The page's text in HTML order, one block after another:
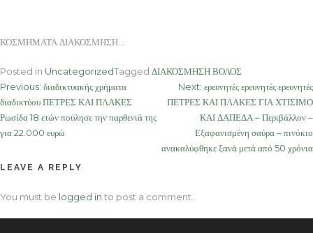
ΚΟΣΜΗΜΑΤΑ ΔΙΑΚΟΣΜΗΣΗ…
Posted in UncategorizedTagged ΔΙΑΚΟΣΜΗΣΗ ΒΟΛΟΣ
Post
navigation
Previous: διαδικτυακής χρήματα
διαδικτύου ΠΕΤΡΕΣ ΚΑΙ ΠΛΑΚΕΣ
Ρωσίδα 18 ετών πούλησε την παρθενιά της
για 22.000 ευρώ
Next: ερευνητές ερευνητές ερευνητές
ΠΕΤΡΕΣ ΚΑΙ ΠΛΑΚΕΣ ΓΙΑ ΧΤΙΣΙΜΟ
ΚΑΙ ΔΑΠΕΔΑ – Περιβάλλον –
Εξαφανισμένη σαύρα – πινόκιο
ανακαλύφθηκε ξανά μετά από 50 χρόνια
LEAVE A REPLY
You must be logged in to post a comment.